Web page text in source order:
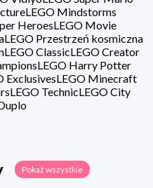
LEGO Mindstorms
HeroesLEGO Movie
LEGO Przestrzeń kosmiczna
LEGO ClassicLEGO Creator
LEGO Harry Potter
ExclusivesLEGO Minecraft
LEGO TechnicLEGO City
Pokaż wszystkie